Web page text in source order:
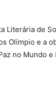
Literária de
Olímpio e a
no Mundo e